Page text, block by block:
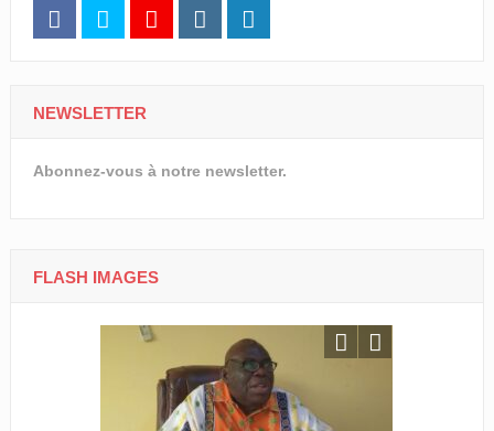
NEWSLETTER
Abonnez-vous à notre newsletter.
FLASH IMAGES